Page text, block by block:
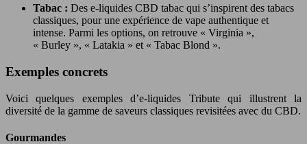
Tabac : Des e-liquides CBD tabac qui s’inspirent des tabacs
classiques, pour une expérience de vape authentique et
intense. Parmi les options, on retrouve « Virginia »,
« Burley », « Latakia » et « Tabac Blond ».
Exemples concrets
Voici quelques exemples d’e-liquides Tribute qui illustrent la
diversité de la gamme de saveurs classiques revisitées avec du CBD.
Gourmandes